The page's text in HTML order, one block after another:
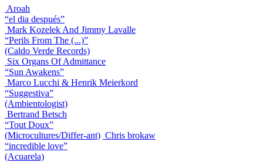
Aroah
“el dia después”
Mark Kozelek And Jimmy Lavalle
“Perils From The (...)”
(Caldo Verde Records)
Six Organs Of Admittance
“Sun Awakens”
Marco Lucchi & Henrik Meierkord
“Suggestiva”
(Ambientologist)
Bertrand Betsch
“Tout Doux”
(Microcultures/Differ-ant) Chris brokaw
“incredible love”
(Acuarela)